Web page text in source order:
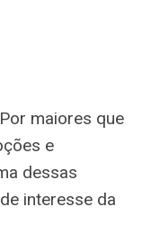
maiores que
e
dessas
interesse da